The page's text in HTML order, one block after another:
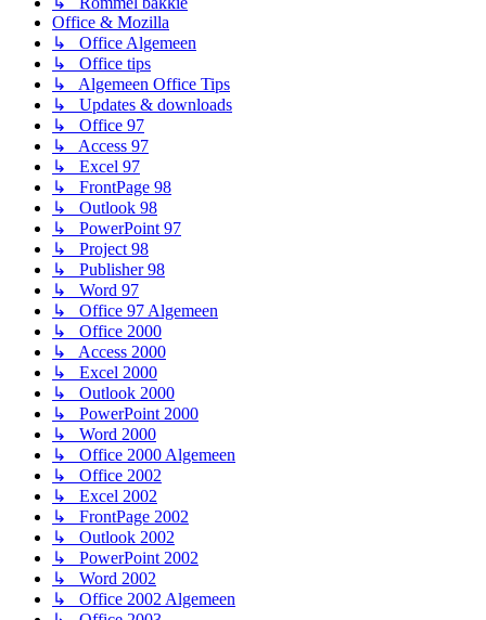
Office & Mozilla
↳ Office Algemeen
↳ Office tips
↳ Algemeen Office Tips
↳ Updates & downloads
↳ Office 97
↳ Access 97
↳ Excel 97
↳ FrontPage 98
↳ Outlook 98
↳ PowerPoint 97
↳ Project 98
↳ Publisher 98
↳ Word 97
↳ Office 97 Algemeen
↳ Office 2000
↳ Access 2000
↳ Excel 2000
↳ Outlook 2000
↳ PowerPoint 2000
↳ Word 2000
↳ Office 2000 Algemeen
↳ Office 2002
↳ Excel 2002
↳ FrontPage 2002
↳ Outlook 2002
↳ PowerPoint 2002
↳ Word 2002
↳ Office 2002 Algemeen